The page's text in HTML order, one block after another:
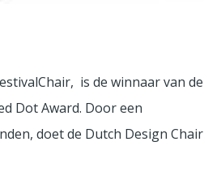
is de winnaar van de
Dot Award. Door een
doet de Dutch Design Chair